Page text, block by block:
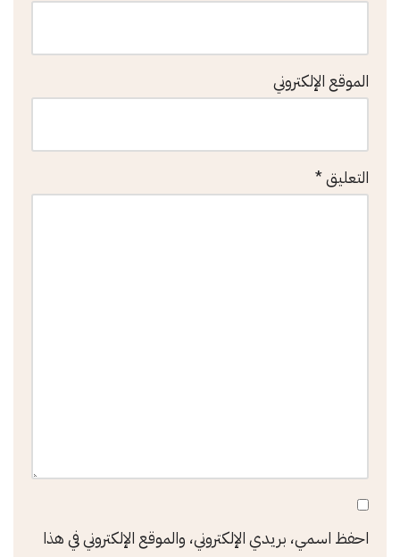
الموقع الإلكتروني
التعليق*
احفظ اسمي، بريدي الإلكتروني، والموقع الإلكتروني في هذا